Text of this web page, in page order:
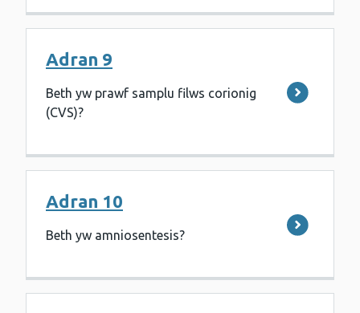
Adran 9
Beth yw prawf samplu filws corionig
(CVS)?
Adran 10
Beth yw amniosentesis?